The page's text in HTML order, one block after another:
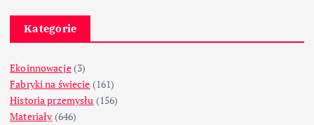
Kategorie
Ekoinnowacje(3)
Fabryki na świecie (161)
Historia przemysłu (156)
Materiały (646)